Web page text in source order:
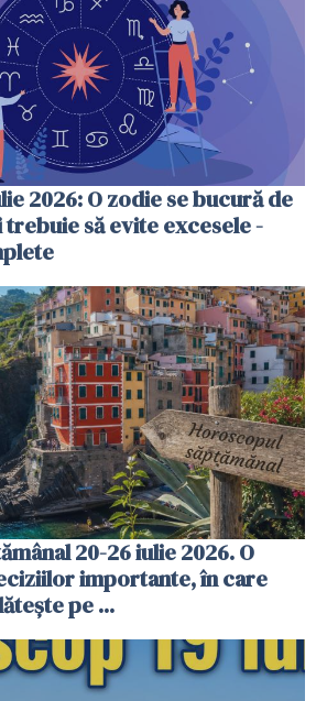
2026: O zodie se bucură de
trebuie să evite excesele -
20-26 iulie 2026. O
importante, în care
pe ...